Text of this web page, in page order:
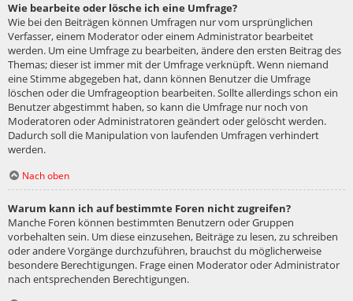
Wie bearbeite oder lösche ich eine Umfrage?
Wie bei den Beiträgen können Umfragen nur vom ursprünglichen
Verfasser, einem Moderator oder einem Administrator bearbeitet
werden. Um eine Umfrage zu bearbeiten, ändere den ersten Beitrag des
Themas; dieser ist immer mit der Umfrage verknüpft. Wenn niemand
eine Stimme abgegeben hat, dann können Benutzer die Umfrage
löschen oder die Umfrageoption bearbeiten. Sollte allerdings schon ein
Benutzer abgestimmt haben, so kann die Umfrage nur noch von
Moderatoren oder Administratoren geändert oder gelöscht werden.
Dadurch soll die Manipulation von laufenden Umfragen verhindert
werden.
Nach oben
Warum kann ich auf bestimmte Foren nicht zugreifen?
Manche Foren können bestimmten Benutzern oder Gruppen
vorbehalten sein. Um diese einzusehen, Beiträge zu lesen, zu schreiben
oder andere Vorgänge durchzuführen, brauchst du möglicherweise
besondere Berechtigungen. Frage einen Moderator oder Administrator
nach entsprechenden Berechtigungen.